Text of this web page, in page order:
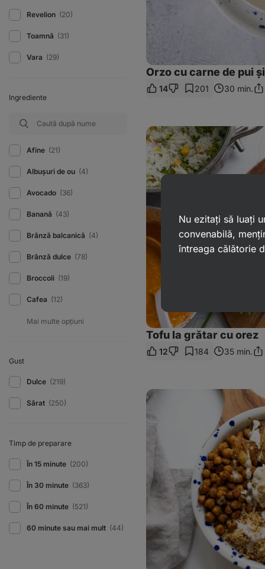
Revelion (20)
Toamnă (31)
Vara (29)
Ingrediente
Afine (21)
Albușuri de ou (4)
Avocado (36)
Banană (43)
Brânză balcanică (4)
Brânză dulce (78)
Broccoli (19)
Cafea (12)
Gust
Dulce (219)
Sărat (250)
Timp de preparare
În 15 minute (200)
În 30 minute (363)
În 60 minute (521)
60 minute sau mai mult (44)
Orzo cu carne de pui
14 201 30 min.
Tofu
la
grătar
cu
orez
Tofu la grătar cu orez
12 184 35 min.
Pui
marocan
cușcuș
Nu ezitați să luați
convenabilă,
întreaga călătorie